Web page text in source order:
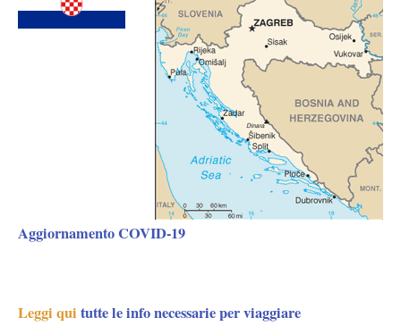
Aggiornamento COVID-19
Leggi qui tutte le info necessarie per viaggiare